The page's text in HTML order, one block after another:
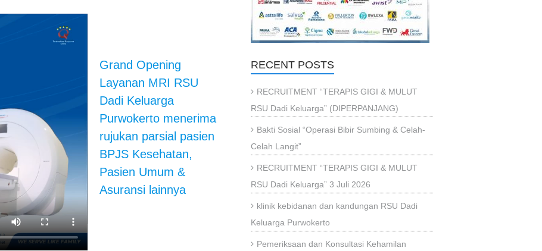
Grand Opening
Layanan MRI RSU
Dadi Keluarga
Purwokerto menerima
rujukan parsial pasien
BPJS Kesehatan,
Pasien Umum &
Asuransi lainnya
RECENT POSTS
RECRUITMENT “TERAPIS GIGI & MULUT
RSU Dadi Keluarga” (DIPERPANJANG)
Bakti Sosial “Operasi Bibir Sumbing & Celah-
Celah Langit”
RECRUITMENT “TERAPIS GIGI & MULUT
RSU Dadi Keluarga” 3 Juli 2026
klinik kebidanan dan kandungan RSU Dadi
Keluarga Purwokerto
Pemeriksaan dan Konsultasi Kehamilan